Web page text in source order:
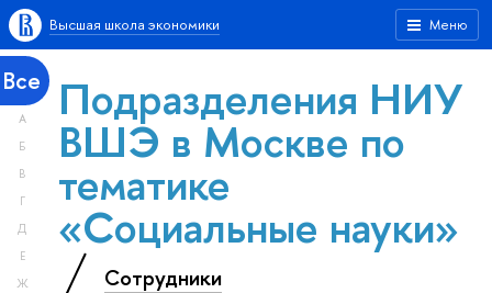
Меню
Высшая школа экономики
Все
А
Б
В
Г
Д
Е
Ж
Подразделения НИУ
ВШЭ в Москве по
тематике
«Социальные науки»
Сотрудники